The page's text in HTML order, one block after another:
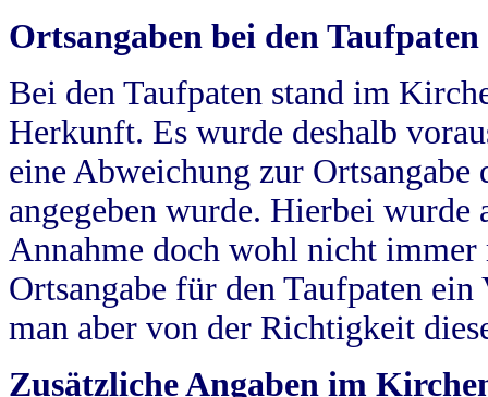
Ortsangaben bei den Taufpaten
Bei den Taufpaten stand im
Herkunft. Es wurde deshalb
eine Abweichung zur
angegeben wurde. Hierbei wurde
Annahme doch wohl nicht
Ortsangabe für den Taufpaten
man aber von der Richtigkeit
Zusätzliche Angaben im